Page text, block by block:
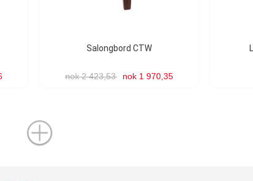
Salongbord CTW
nok 2 423,53 nok 1 970,35